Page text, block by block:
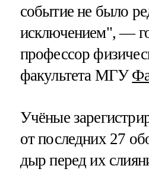
событие не было
исключением", —
профессор
факультета МГУ
Учёные
от последних 27
дыр перед их